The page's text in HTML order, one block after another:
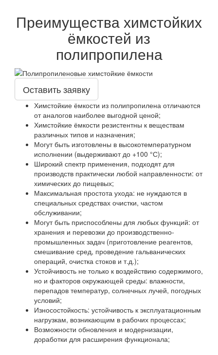
Преимущества химстойких
ёмкостей из
полипропилена
Оставить заявку
Химстойкие ёмкости из полипропилена отличаются
от аналогов наиболее выгодной ценой;
Химстойкие ёмкости резистентны к веществам
различных типов и назначения;
Могут быть изготовлены в высокотемпературном
исполнении (выдерживают до +100 °С);
Широкий спектр применения, подходят для
производств практически любой направленности: от
химических до пищевых;
Максимальная простота ухода: не нуждаются в
специальных средствах очистки, частом
обслуживании;
Могут быть приспособлены для любых функций: от
хранения и перевозки до производственно-
промышленных задач (приготовление реагентов,
смешивание сред, проведение гальванических
операций, очистка стоков и т.д.);
Устойчивость не только к воздействию содержимого,
но и факторов окружающей среды: влажности,
перепадов температур, солнечных лучей, погодных
условий;
Износостойкость: устойчивость к эксплуатационным
нагрузкам, возникающим в рабочих процессах;
Возможности обновления и модернизации,
доработки для расширения функционала;